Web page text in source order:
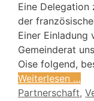
Eine Delegation
der
Einer Einladung
Gemeinderat
Oise folgend,
Weiterlesen …
Partnerschaft,